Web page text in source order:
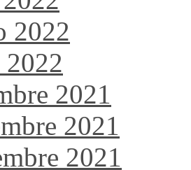
2022
2022
2021
2021
2021